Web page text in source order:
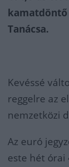
Tanácsa.
Kevéssé
reggelre az
nemzetközi
Az euró
este hét órai